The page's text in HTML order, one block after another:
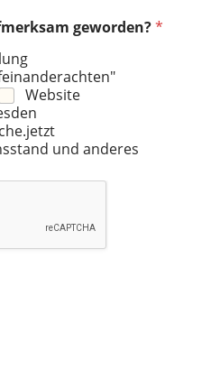
geworden?*
Website
und anderes